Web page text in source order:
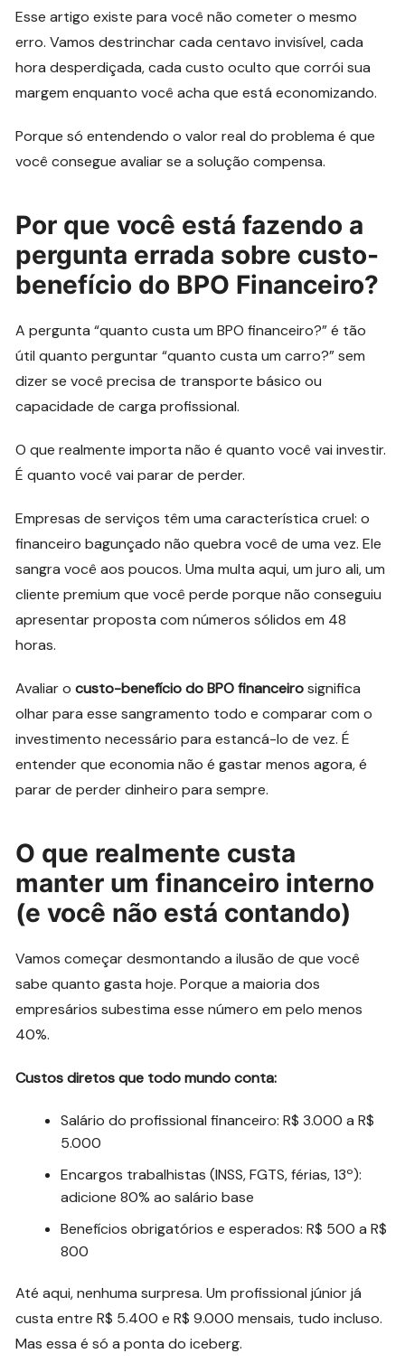
Esse artigo existe para você não cometer o mesmo
erro. Vamos destrinchar cada centavo invisível, cada
hora desperdiçada, cada custo oculto que corrói sua
margem enquanto você acha que está economizando.
Porque só entendendo o valor real do problema é que
você consegue avaliar se a solução compensa.
Por que você está fazendo a
pergunta errada sobre custo-
benefício do BPO Financeiro?
A pergunta “quanto custa um BPO financeiro?” é tão
útil quanto perguntar “quanto custa um carro?” sem
dizer se você precisa de transporte básico ou
capacidade de carga profissional.
O que realmente importa não é quanto você vai investir.
É quanto você vai parar de perder.
Empresas de serviços têm uma característica cruel: o
financeiro bagunçado não quebra você de uma vez. Ele
sangra você aos poucos. Uma multa aqui, um juro ali, um
cliente premium que você perde porque não conseguiu
apresentar proposta com números sólidos em 48
horas.
Avaliar ocusto-benefício do BPO financeirosignifica
olhar para esse sangramento todo e comparar com o
investimento necessário para estancá-lo de vez. É
entender que economia não é gastar menos agora, é
parar de perder dinheiro para sempre.
O que realmente custa
manter um financeiro interno
(e você não está contando)
Vamos começar desmontando a ilusão de que você
sabe quanto gasta hoje. Porque a maioria dos
empresários subestima esse número em pelo menos
40%.
Custos diretos que todo mundo conta:
Salário do profissional financeiro: R$ 3.000 a R$
5.000
Encargos trabalhistas (INSS, FGTS, férias, 13º):
adicione 80% ao salário base
Benefícios obrigatórios e esperados: R$ 500 a R$
800
Até aqui, nenhuma surpresa. Um profissional júnior já
custa entre R$ 5.400 e R$ 9.000 mensais, tudo incluso.
Mas essa é só a ponta do iceberg.